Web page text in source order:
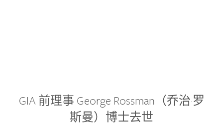
GIA 前理事 George Rossman（乔治·罗
斯曼）博士去世